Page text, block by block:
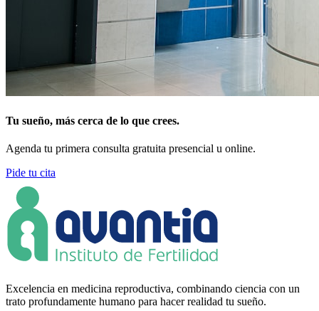
Tu sueño, más cerca de lo que crees.
Agenda tu primera consulta gratuita presencial u online.
Pide tu cita
Excelencia en medicina reproductiva, combinando ciencia con un
trato profundamente humano para hacer realidad tu sueño.